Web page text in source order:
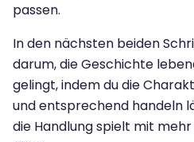
passen.
In den nächsten beiden
darum, die Geschichte
gelingt, indem du die
und entsprechend handeln
die Handlung spielt mit